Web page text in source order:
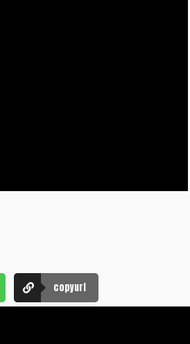
copyurl